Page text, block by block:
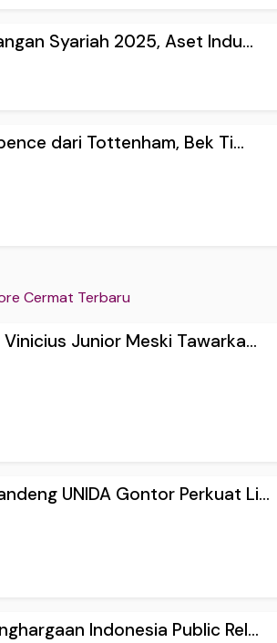
Syariah 2025, Aset Indu...
dari Tottenham, Bek Ti...
Cermat Terbaru
Junior Meski Tawarka...
UNIDA Gontor Perkuat Li...
Indonesia Public Rel...